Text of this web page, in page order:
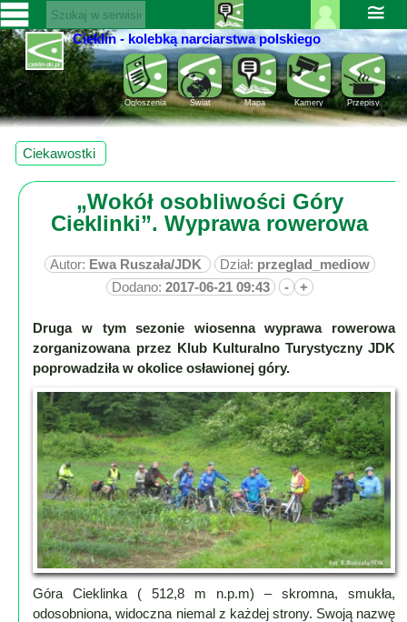
SERWISY
CIEKLIN-
SKI.PL
Wiadomości
Kultura
Sport
Fotorelacja
Narty
Ciekawostki
Lokalne
Kamery
Informacje
Przydatne
Plakaty
Parafia
Instytucje
Zaloguj
się ››
Rejestracja
Pomoc
≅
Cieklin - kolebką narciarstwa polskiego
Przepisy
Kamery
Mapa
Świat
Ogloszenia
Ciekawostki
„Wokół osobliwości Góry
Cieklinki”. Wyprawa rowerowa
Autor: Ewa Ruszała/JDK Dział: przeglad_mediow
Dodano: 2017-06-21 09:43 - +
Druga w tym sezonie wiosenna wyprawa rowerowa
zorganizowana przez Klub Kulturalno Turystyczny JDK
poprowadziła w okolice osławionej góry.
Góra Cieklinka ( 512,8 m n.p.m) – skromna, smukła,
odosobniona, widoczna niemal z każdej strony. Swoją nazwę